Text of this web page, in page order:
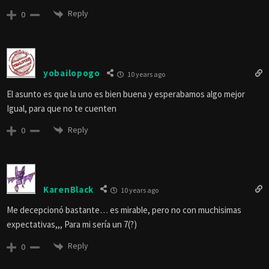
0 Reply
yobailopogo 10 years ago
El asunto es que la uno es bien buena y esperabamos algo mejor
Igual, para que no te cuenten
0 Reply
KarenBlack 10 years ago
Me decepcionó bastante… es mirable, pero no con muchisimas
expectativas,,, Para mi sería un 7(?)
0 Reply